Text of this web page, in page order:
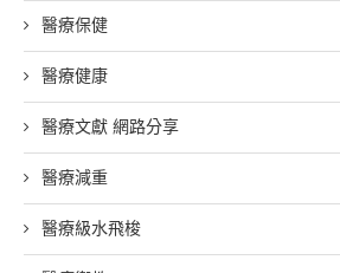
醫療保健
醫療健康
醫療文獻 網路分享
醫療減重
醫療級水飛梭